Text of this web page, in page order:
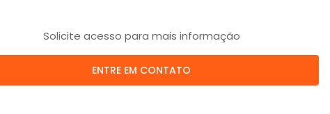
Solicite acesso para mais informação
ENTRE EM CONTATO